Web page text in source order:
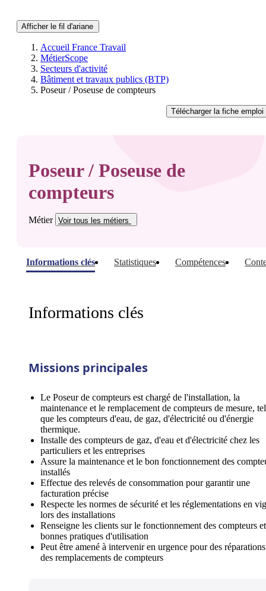
Afficher le fil d'ariane
Accueil France Travail
MétierScope
Secteurs d'activité
Bâtiment et travaux publics (BTP)
Poseur / Poseuse de compteurs
Télécharger la fiche emploi
Poseur / Poseuse de
compteurs
Métier Voir tous les métiers
Informations clés Statistiques Compétences
Informations clés
Missions principales
Le Poseur de compteurs est chargé de l'installation, la
maintenance et le remplacement de compteurs de mesure,
que les compteurs d'eau, de gaz, d'électricité ou d'énergie
thermique.
Installe des compteurs de gaz, d'eau et d'électricité chez les
particuliers et les entreprises
Assure la maintenance et le bon fonctionnement des
installés
Effectue des relevés de consommation pour garantir une
facturation précise
Respecte les normes de sécurité et les réglementations en
lors des installations
Renseigne les clients sur le fonctionnement des compteurs
bonnes pratiques d'utilisation
Peut être amené à intervenir en urgence pour des
des remplacements de compteurs